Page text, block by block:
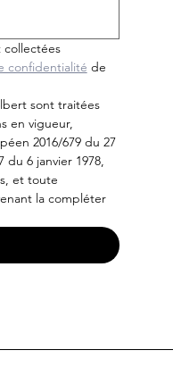
collectées
confidentialité de
sont traitées
en vigueur,
2016/679 du 27
du 6 janvier 1978,
et toute
la compléter